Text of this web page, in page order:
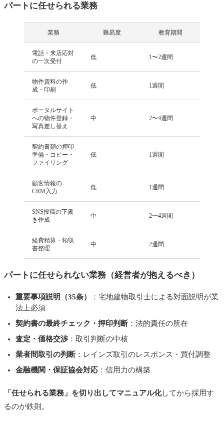
パートに任せられる業務
業務 難易度 教育期間
電話・来店応対
の一次受付
低 1〜2週間
物件資料の作
成・印刷
低 1週間
ポータルサイト
への物件登録・
写真差し替え
中 2〜4週間
契約書類の押印
準備・コピー・
ファイリング
低 1週間
顧客情報の
CRM入力
低 1週間
SNS投稿の下書
き作成
中 2〜4週間
経費精算・領収
書整理
中 2週間
パートに任せられない業務（経営者が抱えるべき）
重要事項説明（35条）
：宅地建物取引士による対面説明が業
法上必須
契約書の最終チェック・押印判断：法的責任の所在
査定・価格交渉：取引判断の中核
業者間取引の判断：レインズ取引のレスポンス・買付調整
金融機関・保証協会対応：信用力の構築
「任せられる業務」を切り出してマニュアル化してから採用す
るのが鉄則。